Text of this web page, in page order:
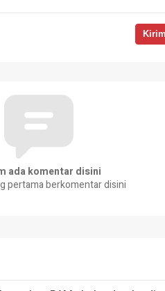
ada komentar disini
pertama berkomentar disini